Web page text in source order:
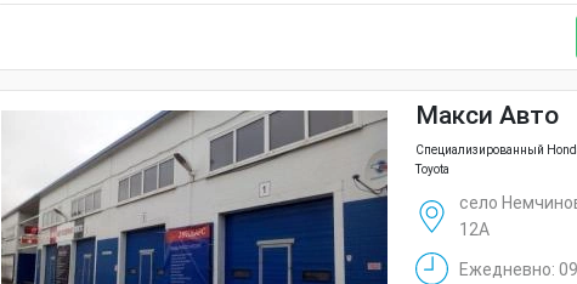
Макси Авто
Специализированный
Toyota
село
12А
Ежедневно: